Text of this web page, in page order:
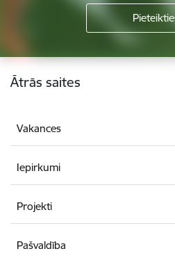
Kājene
Ātrās saites
Vakances
Iepirkumi
Projekti
Pašvaldība